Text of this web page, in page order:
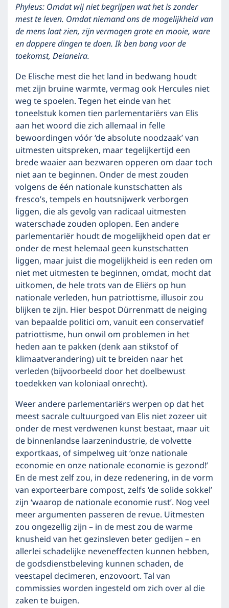
Phyleus: Omdat wij niet begrijpen wat het is zonder
mest te leven. Omdat niemand ons de mogelijkheid van
de mens laat zien, zijn vermogen grote en mooie, ware
en dappere dingen te doen. Ik ben bang voor de
toekomst, Deianeira.
De Elische mest die het land in bedwang houdt
met zijn bruine warmte, vermag ook Hercules niet
weg te spoelen. Tegen het einde van het
toneelstuk komen tien parlementariërs van Elis
aan het woord die zich allemaal in felle
bewoordingen vóór ‘de absolute noodzaak’ van
uitmesten uitspreken, maar tegelijkertijd een
brede waaier aan bezwaren opperen om daar toch
niet aan te beginnen. Onder de mest zouden
volgens de één nationale kunstschatten als
fresco’s, tempels en houtsnijwerk verborgen
liggen, die als gevolg van radicaal uitmesten
waterschade zouden oplopen. Een andere
parlementariër houdt de mogelijkheid open dat er
onder de mest helemaal geen kunstschatten
liggen, maar juist die mogelijkheid is een reden om
niet met uitmesten te beginnen, omdat, mocht dat
uitkomen, de hele trots van de Eliërs op hun
nationale verleden, hun patriottisme, illusoir zou
blijken te zijn. Hier bespot Dürrenmatt de neiging
van bepaalde politici om, vanuit een conservatief
patriottisme, hun onwil om problemen in het
heden aan te pakken (denk aan stikstof of
klimaatverandering) uit te breiden naar het
verleden (bijvoorbeeld door het doelbewust
toedekken van koloniaal onrecht).
Weer andere parlementariërs werpen op dat het
meest sacrale cultuurgoed van Elis niet zozeer uit
onder de mest verdwenen kunst bestaat, maar uit
de binnenlandse laarzenindustrie, de volvette
exportkaas, of simpelweg uit ‘onze nationale
economie en onze nationale economie is gezond!’
En de mest zelf zou, in deze redenering, in de vorm
van exporteerbare compost, zelfs ‘de solide sokkel’
zijn ‘waarop de nationale economie rust’. Nog veel
meer argumenten passeren de revue. Uitmesten
zou ongezellig zijn – in de mest zou de warme
knusheid van het gezinsleven beter gedijen – en
allerlei schadelijke neveneffecten kunnen hebben,
de godsdienstbeleving kunnen schaden, de
veestapel decimeren, enzovoort. Tal van
commissies worden ingesteld om zich over al die
zaken te buigen.